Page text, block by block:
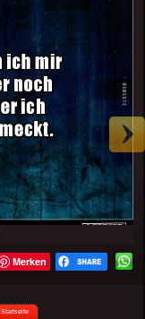
Merken
Startseite